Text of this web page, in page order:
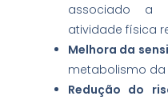
associado a
atividade física
Melhora da
metabolismo da
Redução do